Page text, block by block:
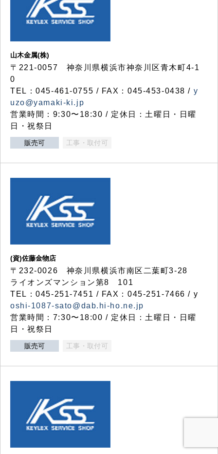
山木金属(株)
〒221-0057 神奈川県横浜市神奈川区青木町4-1
0
TEL：045-461-0755 / FAX：045-453-0438 / y
uzo@yamaki-ki.jp
営業時間：9:30〜18:30 / 定休日：土曜日・日曜
日・祝祭日
販売可 工事・取付可
(資)佐藤金物店
〒232-0026 神奈川県横浜市南区二葉町3-28
ライオンズマンション第8 101
TEL：045-251-7451 / FAX：045-251-7466 / y
oshi-1087-sato@dab.hi-ho.ne.jp
営業時間：7:30〜18:00 / 定休日：土曜日・日曜
日・祝祭日
販売可 工事・取付可